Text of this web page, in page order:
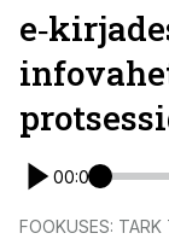
00:00
FOOKUSES: